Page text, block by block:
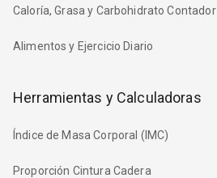
Caloría, Grasa y Carbohidrato Contador
Alimentos y Ejercicio Diario
Herramientas y Calculadoras
Índice de Masa Corporal (IMC)
Proporción Cintura Cadera